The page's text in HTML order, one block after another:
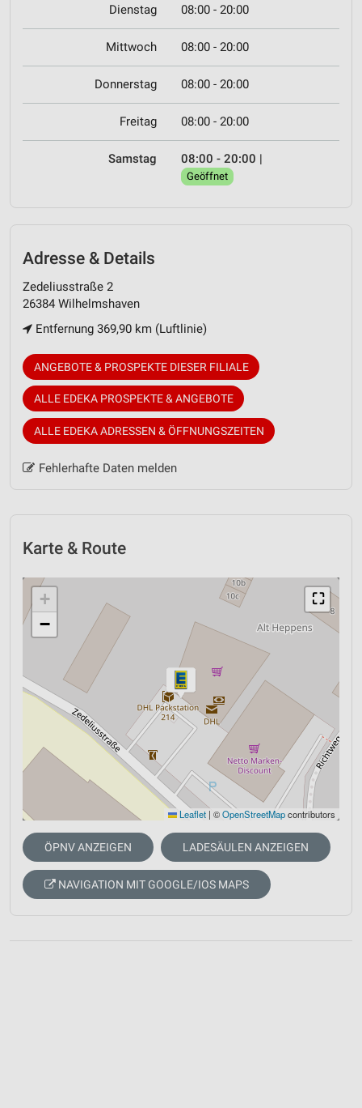
Dienstag 08:00 - 20:00
Mittwoch 08:00 - 20:00
Donnerstag 08:00 - 20:00
Freitag 08:00 - 20:00
Samstag 08:00 - 20:00 |
Geöffnet
Adresse & Details
Zedeliusstraße 2
26384 Wilhelmshaven
Entfernung 369,90 km (Luftlinie)
ANGEBOTE & PROSPEKTE DIESER FILIALE
ALLE EDEKA PROSPEKTE & ANGEBOTE
ALLE EDEKA ADRESSEN & ÖFFNUNGSZEITEN
Fehlerhafte Daten melden
Karte & Route
⛶
+
−
Leaflet | ©OpenStreetMapcontributors
ÖPNV ANZEIGEN LADESÄULEN ANZEIGEN
NAVIGATION MIT GOOGLE/IOS MAPS